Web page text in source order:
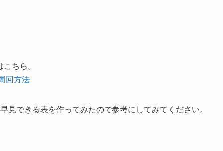
ちら。
回方法
見できる表を作ってみたので参考にしてみてください。